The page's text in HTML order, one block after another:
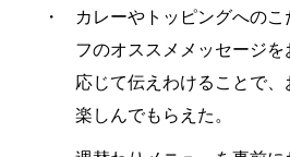
カレーやトッピングへの
フのオススメメッセージ
応じて伝えわけることで
楽しんでもらえた。